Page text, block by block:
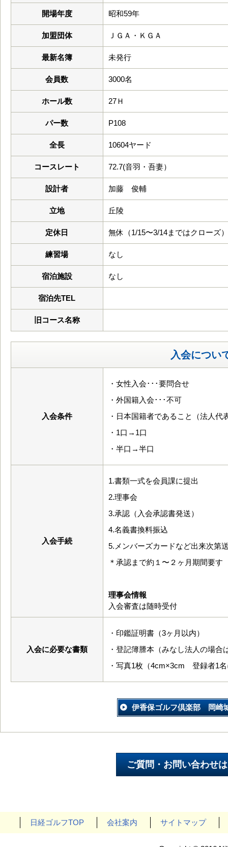
開場年度 昭和59年
加盟団体 ＪＧＡ・ＫＧＡ
最新名簿 未発行
会員数 3000名
ホール数 27Ｈ
パー数 P108
全長 10604ヤード
コースレート 72.7(音羽・吾妻）
設計者 加藤 俊輔
立地 丘陵
定休日 無休（1/15〜3/14まではクローズ）
練習場 なし
宿泊施設 なし
宿泊先TEL
旧コース名称
入会につい
入会条件
・女性入会･･･要問合せ
・外国籍入会･･･不可
・日本国籍者であること（法人代
・1口→1口
・半口→半口
入会手続
1.書類一式を会員課に提出
2.理事会
3.承認（入会承認書発送）
4.名義書換料振込
5.メンバーズカードなど出来次第
＊承認まで約１〜２ヶ月期間要す
理事会情報
入会審査は随時受付
入会に必要な書類
・印鑑証明書（3ヶ月以内）
・登記簿謄本（みなし法人の場合
・写真1枚（4cm×3cm 登録者1
伊香保ゴルフ倶楽部 岡崎
日経ゴルフTOP 会社案内 サイトマップ